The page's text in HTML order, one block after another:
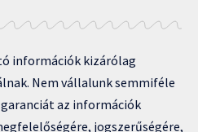
információk kizárólag
Nem vállalunk semmiféle
az információk
jogszerűségére,